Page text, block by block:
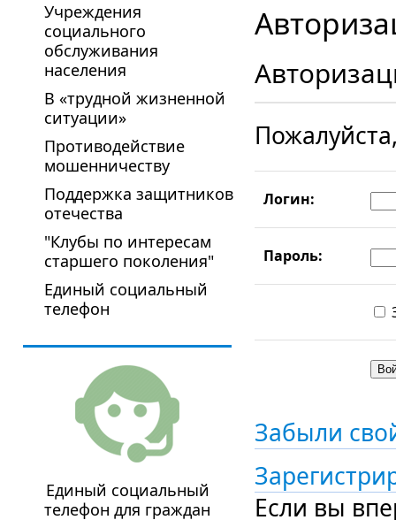
Логин:
Пароль:
Забыли
Если вы
Учреждения
социального
обслуживания
населения
В «трудной жизненной
ситуации»
Противодействие
мошенничеству
Поддержка защитников
отечества
"Клубы по интересам
старшего поколения"
Единый социальный
телефон
Единый социальный
телефон для граждан